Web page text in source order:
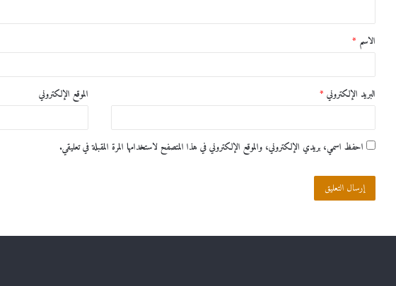
ق
*
الاسم *
البريد الإلكتروني * الموقع الإلكتروني
احفظ اسمي، بريدي الإلكتروني، والموقع الإلكتروني في هذا المتصفح لاستخدامها المرة المقبلة في تعليقي.